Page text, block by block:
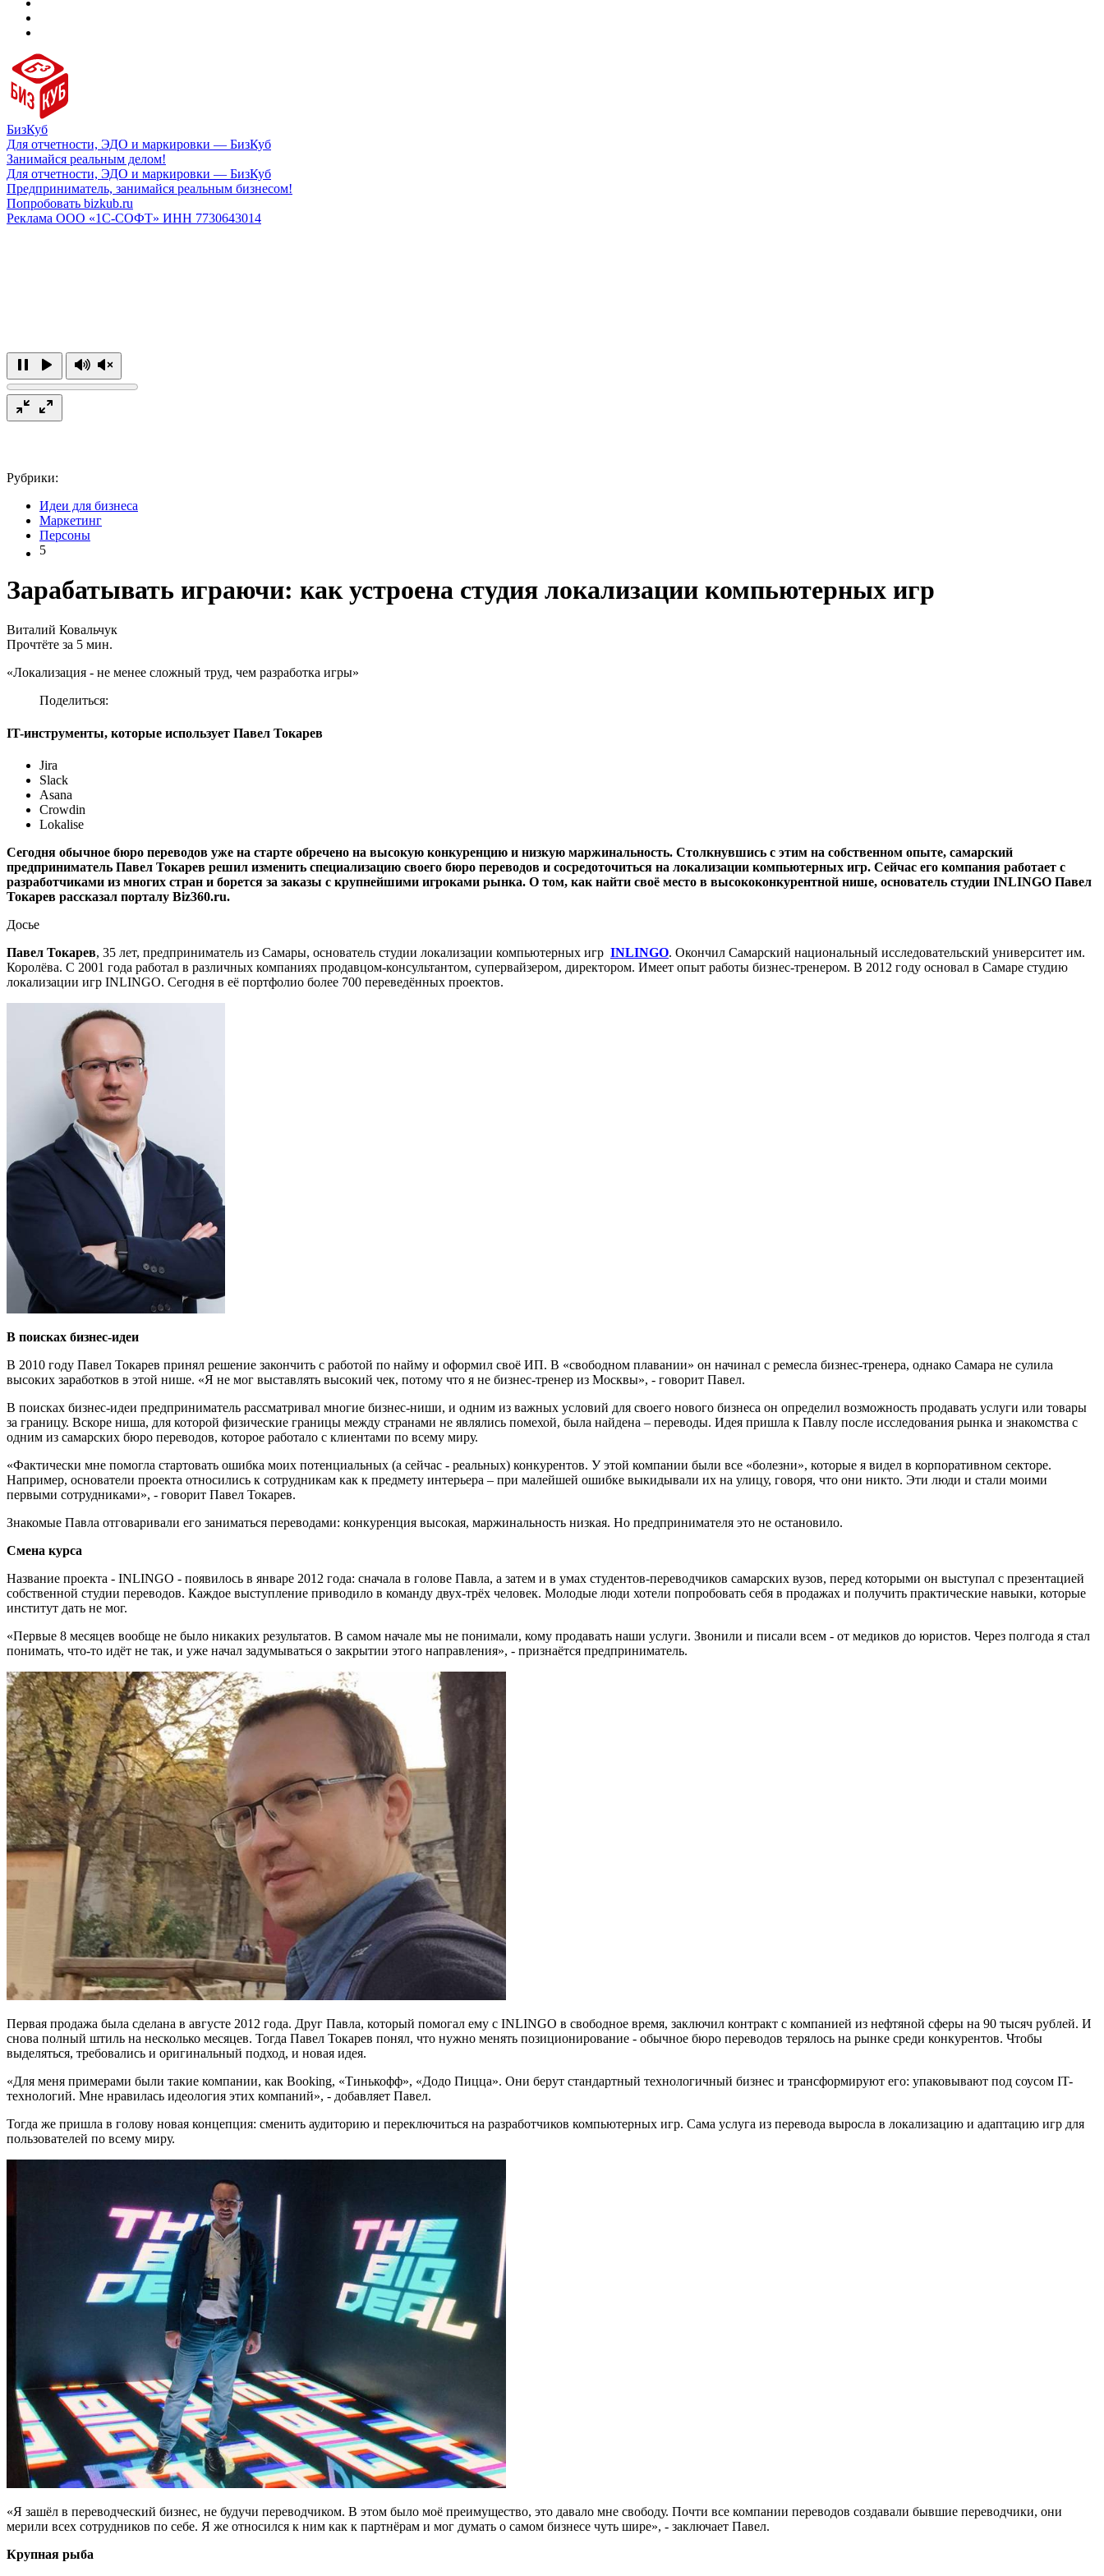
БизКуб
Для отчетности, ЭДО и маркировки — БизКуб
Занимайся реальным делом!
Для отчетности, ЭДО и маркировки — БизКуб
Предприниматель, занимайся реальным бизнесом!
Попробовать bizkub.ru
Реклама ООО «1С-СОФТ» ИНН 7730643014
Рубрики:
Идеи для бизнеса
Маркетинг
Персоны
5
Зарабатывать играючи: как устроена студия локализации компьютерных игр
Виталий Ковальчук
Прочтёте за 5 мин.
«Локализация - не менее сложный труд, чем разработка игры»
Поделиться:
IT-инструменты, которые использует Павел Токарев
Jira
Slack
Asana
Crowdin
Lokalise
Сегодня обычное бюро переводов уже на старте обречено на высокую конкуренцию и низкую маржинальность. Столкнувшись с этим на собственном опыте, самарский
предприниматель Павел Токарев решил изменить специализацию своего бюро переводов и сосредоточиться на локализации компьютерных игр. Сейчас его компания работает с
разработчиками из многих стран и борется за заказы с крупнейшими игроками рынка. О том, как найти своё место в высококонкурентной нише, основатель студии INLINGO Павел
Токарев рассказал порталу Biz360.ru.
Досье
Павел Токарев, 35 лет, предприниматель из Самары, основатель студии локализации компьютерных игр INLINGO. Окончил Самарский национальный исследовательский университет им.
Королёва. С 2001 года работал в различных компаниях продавцом-консультантом, супервайзером, директором. Имеет опыт работы бизнес-тренером. В 2012 году основал в Самаре студию
локализации игр INLINGO. Сегодня в её портфолио более 700 переведённых проектов.
В поисках бизнес-идеи
В 2010 году Павел Токарев принял решение закончить с работой по найму и оформил своё ИП. В «свободном плавании» он начинал с ремесла бизнес-тренера, однако Самара не сулила
высоких заработков в этой нише. «Я не мог выставлять высокий чек, потому что я не бизнес-тренер из Москвы», - говорит Павел.
В поисках бизнес-идеи предприниматель рассматривал многие бизнес-ниши, и одним из важных условий для своего нового бизнеса он определил возможность продавать услуги или товары
за границу. Вскоре ниша, для которой физические границы между странами не являлись помехой, была найдена – переводы. Идея пришла к Павлу после исследования рынка и знакомства с
одним из самарских бюро переводов, которое работало с клиентами по всему миру.
«Фактически мне помогла стартовать ошибка моих потенциальных (а сейчас - реальных) конкурентов. У этой компании были все «болезни», которые я видел в корпоративном секторе.
Например, основатели проекта относились к сотрудникам как к предмету интерьера – при малейшей ошибке выкидывали их на улицу, говоря, что они никто. Эти люди и стали моими
первыми сотрудниками», - говорит Павел Токарев.
Знакомые Павла отговаривали его заниматься переводами: конкуренция высокая, маржинальность низкая. Но предпринимателя это не остановило.
Смена курса
Название проекта - INLINGO - появилось в январе 2012 года: сначала в голове Павла, а затем и в умах студентов-переводчиков самарских вузов, перед которыми он выступал с презентацией
собственной студии переводов. Каждое выступление приводило в команду двух-трёх человек. Молодые люди хотели попробовать себя в продажах и получить практические навыки, которые
институт дать не мог.
«Первые 8 месяцев вообще не было никаких результатов. В самом начале мы не понимали, кому продавать наши услуги. Звонили и писали всем - от медиков до юристов. Через полгода я стал
понимать, что-то идёт не так, и уже начал задумываться о закрытии этого направления», - признаётся предприниматель.
Первая продажа была сделана в августе 2012 года. Друг Павла, который помогал ему с INLINGO в свободное время, заключил контракт с компанией из нефтяной сферы на 90 тысяч рублей. И
снова полный штиль на несколько месяцев. Тогда Павел Токарев понял, что нужно менять позиционирование - обычное бюро переводов терялось на рынке среди конкурентов. Чтобы
выделяться, требовались и оригинальный подход, и новая идея.
«Для меня примерами были такие компании, как Booking, «Тинькофф», «Додо Пицца». Они берут стандартный технологичный бизнес и трансформируют его: упаковывают под соусом IT-
технологий. Мне нравилась идеология этих компаний», - добавляет Павел.
Тогда же пришла в голову новая концепция: сменить аудиторию и переключиться на разработчиков компьютерных игр. Сама услуга из перевода выросла в локализацию и адаптацию игр для
пользователей по всему миру.
«Я зашёл в переводческий бизнес, не будучи переводчиком. В этом было моё преимущество, это давало мне свободу. Почти все компании переводов создавали бывшие переводчики, они
мерили всех сотрудников по себе. Я же относился к ним как к партнёрам и мог думать о самом бизнесе чуть шире», - заключает Павел.
Крупная рыба